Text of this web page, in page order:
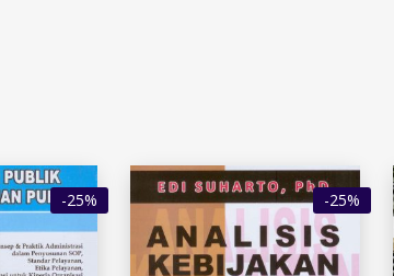
-25% -25%